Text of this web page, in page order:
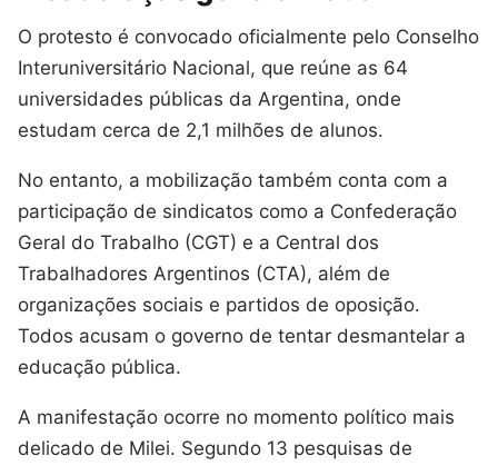
O protesto é convocado oficialmente pelo Conselho
Interuniversitário Nacional, que reúne as 64
universidades públicas da Argentina, onde
estudam cerca de 2,1 milhões de alunos.
No entanto, a mobilização também conta com a
participação de sindicatos como a Confederação
Geral do Trabalho (CGT) e a Central dos
Trabalhadores Argentinos (CTA), além de
organizações sociais e partidos de oposição.
Todos acusam o governo de tentar desmantelar a
educação pública.
A manifestação ocorre no momento político mais
delicado de Milei. Segundo 13 pesquisas de